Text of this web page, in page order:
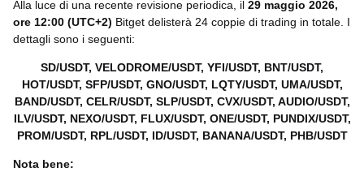
Alla luce di una recente revisione periodica, il 29 maggio 2026,
ore 12:00 (UTC+2) Bitget delisterà 24 coppie di trading in totale. I
dettagli sono i seguenti:
SD/USDT, VELODROME/USDT, YFI/USDT, BNT/USDT,
HOT/USDT, SFP/USDT, GNO/USDT, LQTY/USDT, UMA/USDT,
BAND/USDT, CELR/USDT, SLP/USDT, CVX/USDT, AUDIO/USDT,
ILV/USDT, NEXO/USDT, FLUX/USDT, ONE/USDT, PUNDIX/USDT,
PROM/USDT, RPL/USDT, ID/USDT, BANANA/USDT, PHB/USDT
Nota bene: